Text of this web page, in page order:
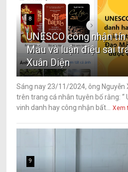
8
UNESCO công nhận
Mẫu và luận điệu sai
Xuân Diện
Sáng nay 23/11/2024, ông Nguyễn
trên trang cá nhân tuyên bố rằng: “
vinh danh hay công nhận bất...
Xem
9